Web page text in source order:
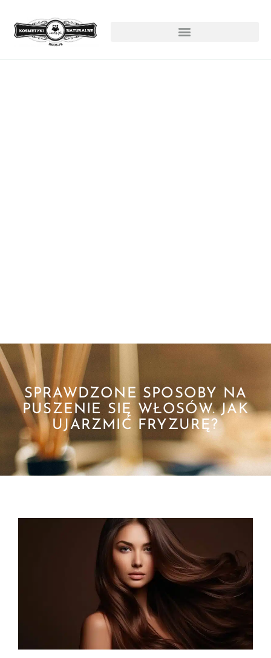
SPRAWDZONE SPOSOBY NA
PUSZENIE SIĘ WŁOSÓW. JAK
UJARZMIĆ FRYZURĘ?